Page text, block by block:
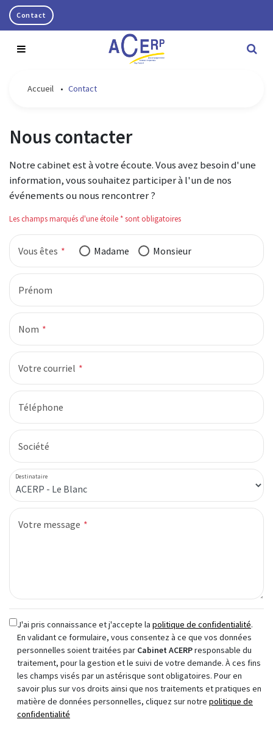
Contact
Notre cabinet
L'équipe
Nos missions juridiques et fiscales
Nos missions sociales
Nos missions informatiques
Nos missions d'organisation
Nos missions de conseils en entreprenariat
Blog
Accueil • Contact
Nous contacter
Notre cabinet est à votre écoute. Vous avez besoin d'une
information, vous souhaitez participer à l'un de nos
événements ou nous rencontrer ?
Les champs marqués d'une étoile * sont obligatoires
Vous êtes Madame Monsieur
Prénom
Nom
Votre courriel
Téléphone
Société
Destinataire
Votre message
J'ai pris connaissance et j'accepte la politique de confidentialité.
En validant ce formulaire, vous consentez à ce que vos données
personnelles soient traitées par Cabinet ACERPresponsable du
traitement, pour la gestion et le suivi de votre demande. À ces fins
les champs visés par un astérisque sont obligatoires. Pour en
savoir plus sur vos droits ainsi que nos traitements et pratiques en
matière de données personnelles, cliquez sur notre politique de
confidentialité